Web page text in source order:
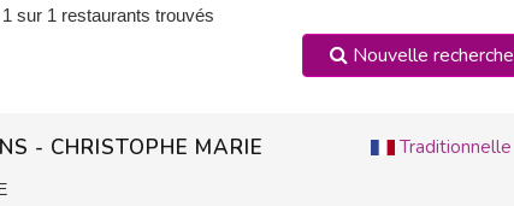
sur 1 restaurants trouvés
Nouvelle recherche
Traditionnelle
- CHRISTOPHE MARIE